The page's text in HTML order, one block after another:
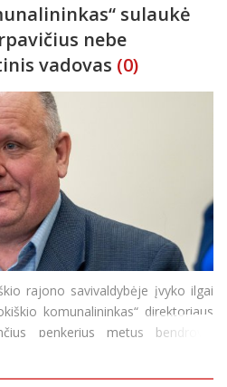
sulaukė
nebe
vadovas (0)
rajono savivaldybėje įvyko ilgai
komunalininkas“ direktoriaus
penkerius metus bendrovei
jos vairą laikęs Vidmantas